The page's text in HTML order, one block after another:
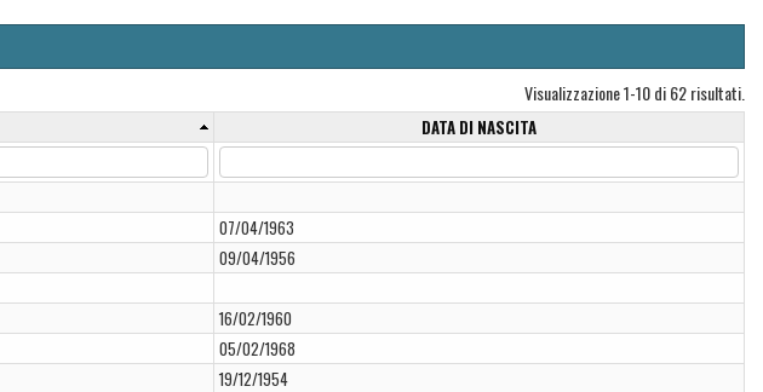
Visualizzazione 1-10 di 62 risultati.
DATA DI NASCITA
07/04/1963
09/04/1956
16/02/1960
05/02/1968
19/12/1954